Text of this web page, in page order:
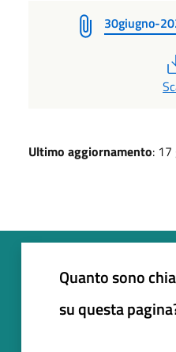
30giugno-
Ultimo aggiornamento:
Quanto sono
su questa